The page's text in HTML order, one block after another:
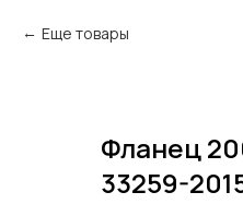
Еще товары
Фланец
33259-